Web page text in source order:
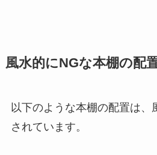
風水的にNGな本棚の配
以下のような本棚の配置は、
されています。